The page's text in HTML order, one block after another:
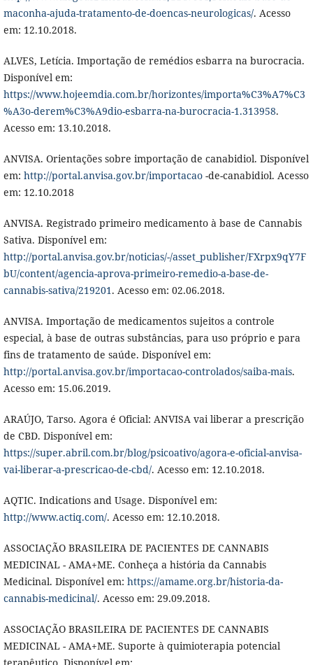
maconha-ajuda-tratamento-de-doencas-neurologicas/. Acesso
em: 12.10.2018.
ALVES, Letícia. Importação de remédios esbarra na burocracia.
Disponível em:
https://www.hojeemdia.com.br/horizontes/importa%C3%A7%C3
%A3o-derem%C3%A9dio-esbarra-na-burocracia-1.313958.
Acesso em: 13.10.2018.
ANVISA. Orientações sobre importação de canabidiol. Disponível
em: http://portal.anvisa.gov.br/importacao-de-canabidiol. Acesso
em: 12.10.2018
ANVISA. Registrado primeiro medicamento à base de Cannabis
Sativa. Disponível em:
http://portal.anvisa.gov.br/noticias/-/asset_publisher/FXrpx9qY7F
bU/content/agencia-aprova-primeiro-remedio-a-base-de-
cannabis-sativa/219201 . Acesso em: 02.06.2018.
ANVISA. Importação de medicamentos sujeitos a controle
especial, à base de outras substâncias, para uso próprio e para
fins de tratamento de saúde. Disponível em:
http://portal.anvisa.gov.br/importacao-controlados/saiba-mais.
Acesso em: 15.06.2019.
ARAÚJO, Tarso. Agora é Oficial: ANVISA vai liberar a prescrição
de CBD. Disponível em:
https://super.abril.com.br/blog/psicoativo/agora-e-oficial-anvisa-
vai-liberar-a-prescricao-de-cbd/. Acesso em: 12.10.2018.
AQTIC. Indications and Usage. Disponível em:
http://www.actiq.com/. Acesso em: 12.10.2018.
ASSOCIAÇÃO BRASILEIRA DE PACIENTES DE CANNABIS
MEDICINAL - AMA+ME. Conheça a história da Cannabis
Medicinal. Disponível em: https://amame.org.br/historia-da-
cannabis-medicinal/. Acesso em: 29.09.2018.
ASSOCIAÇÃO BRASILEIRA DE PACIENTES DE CANNABIS
MEDICINAL - AMA+ME. Suporte à quimioterapia potencial